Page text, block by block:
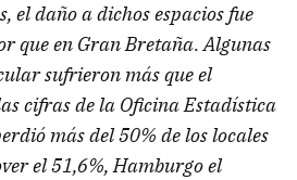
el daño a dichos espacios fue
que en Gran Bretaña. Algunas
sufrieron más que el
cifras de la Oficina Estadística
más del 50% de los locales
el 51,6%, Hamburgo el